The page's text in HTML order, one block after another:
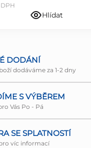
Hlídat
DODÁNÍ
dodáváme za 1-2 dny
S VÝBĚREM
Vás Po - Pá
SE SPLATNOSTÍ
víc informací